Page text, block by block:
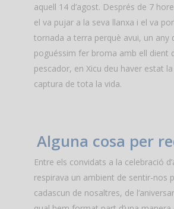
aquell 14 d’agost. Després de 7
el va pujar a la seva llanxa i el va
tornada a terra perquè avui, un any
poguéssim fer broma amb ell dient
pescador, en Xicu deu haver estat
captura de tota la vida.
Alguna cosa per
Entre els convidats a la celebració
respirava un ambient de sentir-nos
cadascun de nosaltres, de